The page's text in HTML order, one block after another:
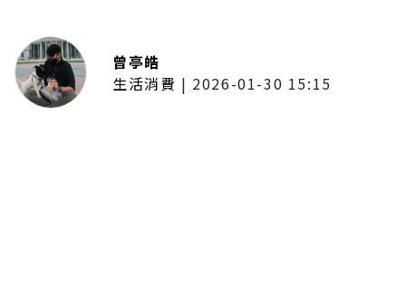
曾亭皓
生活消費 | 2026-01-30 15:15